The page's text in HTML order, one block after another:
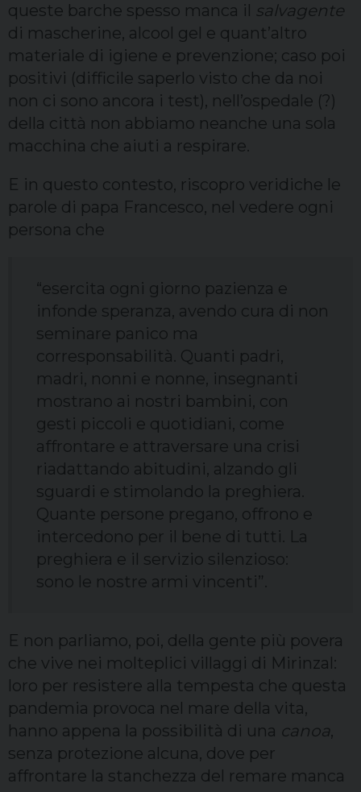
queste barche spesso manca il salvagente
di mascherine, alcool gel e quant’altro
materiale di igiene e prevenzione; caso poi
positivi (difficile saperlo visto che da noi
non ci sono ancora i test), nell’ospedale (?)
della città non abbiamo neanche una sola
macchina che aiuti a respirare.
E in questo contesto, riscopro veridiche le
parole di papa Francesco, nel vedere ogni
persona che
“esercita ogni giorno pazienza e
infonde speranza, avendo cura di non
seminare panico ma
corresponsabilità. Quanti padri,
madri, nonni e nonne, insegnanti
mostrano ai nostri bambini, con
gesti piccoli e quotidiani, come
affrontare e attraversare una crisi
riadattando abitudini, alzando gli
sguardi e stimolando la preghiera.
Quante persone pregano, offrono e
intercedono per il bene di tutti. La
preghiera e il servizio silenzioso:
sono le nostre armi vincenti”.
E non parliamo, poi, della gente più povera
che vive nei molteplici villaggi di Mirinzal:
loro per resistere alla tempesta che questa
pandemia provoca nel mare della vita,
hanno appena la possibilità di una canoa,
senza protezione alcuna, dove per
affrontare la stanchezza del remare manca